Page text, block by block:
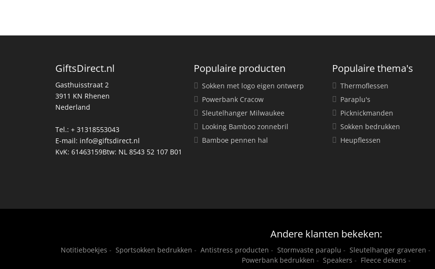
GiftsDirect.nl
Gasthuisstraat 2
3911 KN Rhenen
Nederland
Tel.: + 31318553043
E-mail: info@giftsdirect.nl
KvK: 61463159Btw: NL 8543 52 107 B01
Populaire producten
Sokken met logo eigen ontwerp
Powerbank Cracow
Sleutelhanger Milwaukee
Looking Bamboo zonnebril
Bamboe pennen hal
Populaire thema's
Thermoflessen
Paraplu's
Picknickmanden
Sokken bedrukken
Heupflessen
Andere klanten bekeken:
Notitieboekjes - Sportsokken bedrukken - Antistress producten - Stormvaste paraplu - Sleutelhanger graveren -
Powerbank bedrukken - Speakers - Fleece dekens -